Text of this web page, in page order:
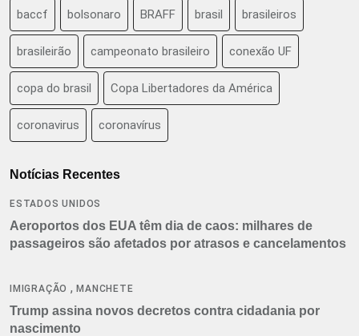
baccf bolsonaro BRAFF brasil brasileiros
brasileirão campeonato brasileiro conexão UF
copa do brasil Copa Libertadores da América
coronavirus coronavírus
Notícias Recentes
ESTADOS UNIDOS
Aeroportos dos EUA têm dia de caos: milhares de
passageiros são afetados por atrasos e cancelamentos
IMIGRAÇÃO ,MANCHETE
Trump assina novos decretos contra cidadania por
nascimento